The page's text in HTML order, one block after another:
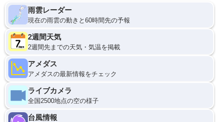
雨雲レーダー
現在の雨雲の動きと60時間先の予報
2週間天気
2週間先までの天気・気温を掲載
アメダス
アメダスの最新情報をチェック
ライブカメラ
全国2500地点の空の様子
台風情報